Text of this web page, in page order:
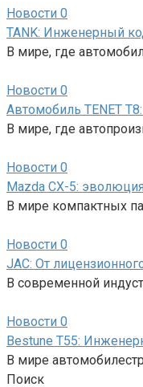
Новости 0
TANK: Инженерный
В мире, где
Новости 0
Автомобиль TENET
В мире, где
Новости 0
Mazda CX-5:
В мире компактных
Новости 0
JAC: От
В современной
Новости 0
Bestune T55:
В мире
Поиск